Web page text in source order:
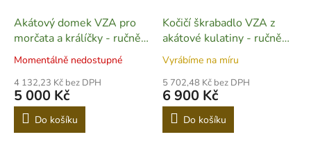
Akátový domek VZA pro
morčata a králíčky - ručně
vyrobený - CH05
Momentálně nedostupné
4 132,23 Kč bez DPH
5 000 Kč
Do košíku
Kočičí škrabadlo VZA z
akátové kulatiny - ručně
vyrobené - CH02
Vyrábíme na míru
5 702,48 Kč bez DPH
6 900 Kč
Do košíku